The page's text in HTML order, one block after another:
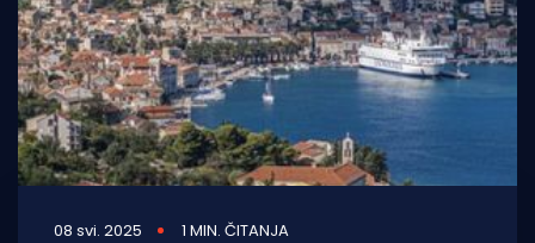
08 svi. 2025 1 MIN. ČITANJA